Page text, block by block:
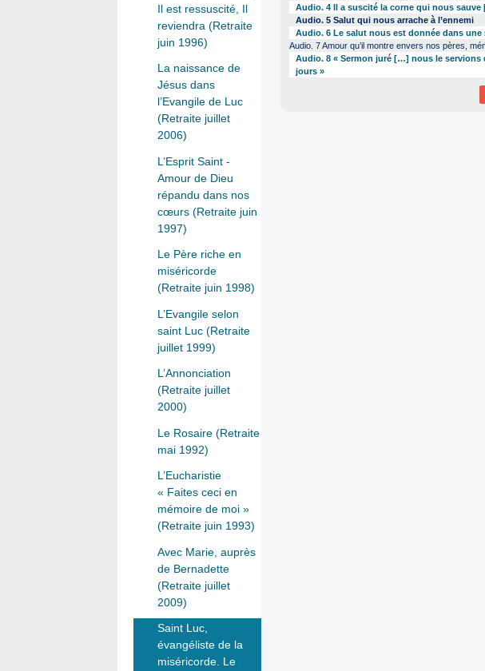
Audio. 4 Il a suscité la corne qui nous
Audio. 5 Salut qui nous arrache à l’ennemi
Audio. 6 Le salut nous est donnée dans
Audio. 7 Amour qu’il montre envers nos pères,
Audio. 8 « Sermon juré […] nous le servions
jours »
Il est ressuscité, Il
reviendra (Retraite
juin 1996)
La naissance de
Jésus dans
l’Evangile de Luc
(Retraite juillet
2006)
L’Esprit Saint -
Amour de Dieu
répandu dans nos
cœurs (Retraite juin
1997)
Le Père riche en
miséricorde
(Retraite juin 1998)
L’Evangile selon
saint Luc (Retraite
juillet 1999)
L’Annonciation
(Retraite juillet
2000)
Le Rosaire (Retraite
mai 1992)
L’Eucharistie
« Faites ceci en
mémoire de moi »
(Retraite juin 1993)
Avec Marie, auprès
de Bernadette
(Retraite juillet
2009)
Saint Luc,
évangéliste de la
miséricorde. Le